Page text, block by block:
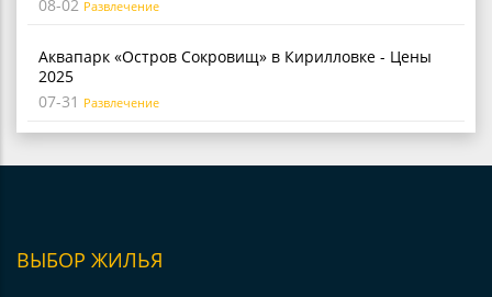
08-02 Развлечение
Аквапарк «Остров Сокровищ» в Кирилловке - Цены
2025
07-31 Развлечение
ВЫБОР ЖИЛЬЯ